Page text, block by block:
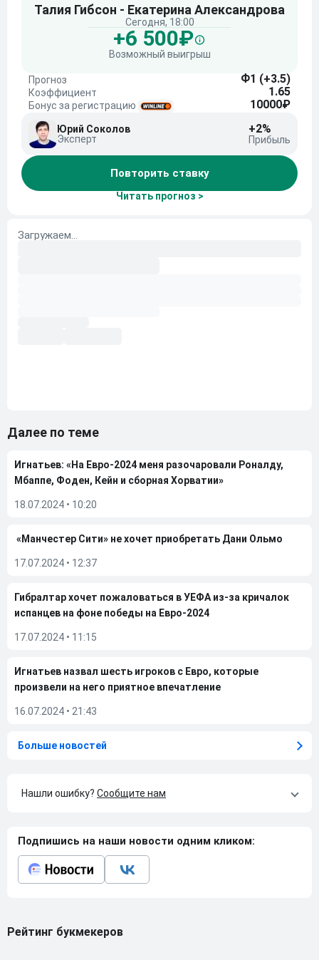
Талия Гибсон - Екатерина Александрова
Сегодня, 18:00
+6 500₽
Возможный выигрыш
Прогноз Ф1 (+3.5)
Коэффициент 1.65
Бонус за регистрацию 10000₽
Юрий Соколов
Эксперт
+2%
Прибыль
Повторить ставку
Читать прогноз >
Далее по теме
Игнатьев: «На Евро-2024 меня разочаровали Роналду,
Мбаппе, Фоден, Кейн и сборная Хорватии»
18.07.2024 • 10:20
«Манчестер Сити» не хочет приобретать Дани Ольмо
17.07.2024 • 12:37
Гибралтар хочет пожаловаться в УЕФА из-за кричалок
испанцев на фоне победы на Евро-2024
17.07.2024 • 11:15
Игнатьев назвал шесть игроков с Евро, которые
произвели на него приятное впечатление
16.07.2024 • 21:43
Больше новостей
Нашли ошибку? Сообщите нам
Подпишись на наши новости одним кликом:
Рейтинг букмекеров